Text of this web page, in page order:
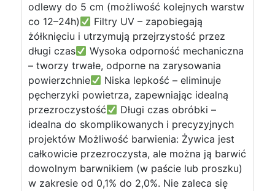
odlewy do 5 cm (możliwość kolejnych warstw
co 12–24h)
Filtry UV – zapobiegają
żółknięciu i utrzymują przejrzystość przez
długi czas
Wysoka odporność mechaniczna
– tworzy trwałe, odporne na zarysowania
powierzchnie
Niska lepkość – eliminuje
pęcherzyki powietrza, zapewniając idealną
przezroczystość
Długi czas obróbki –
idealna do skomplikowanych i precyzyjnych
projektów Możliwość barwienia: Żywica jest
całkowicie przezroczysta, ale można ją barwić
dowolnym barwnikiem (w paście lub proszku)
w zakresie od 0,1% do 2,0%. Nie zaleca się